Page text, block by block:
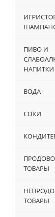
ПИВО И
НАПИТКИ
ВОДА
СОКИ
ТОВАРЫ
ТОВАРЫ